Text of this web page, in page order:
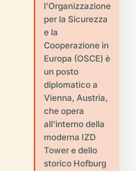
l'Organizzazione
per la Sicurezza
e la
Cooperazione in
Europa (OSCE) è
un posto
diplomatico a
Vienna, Austria,
che opera
all'interno della
moderna IZD
Tower e dello
storico Hofburg